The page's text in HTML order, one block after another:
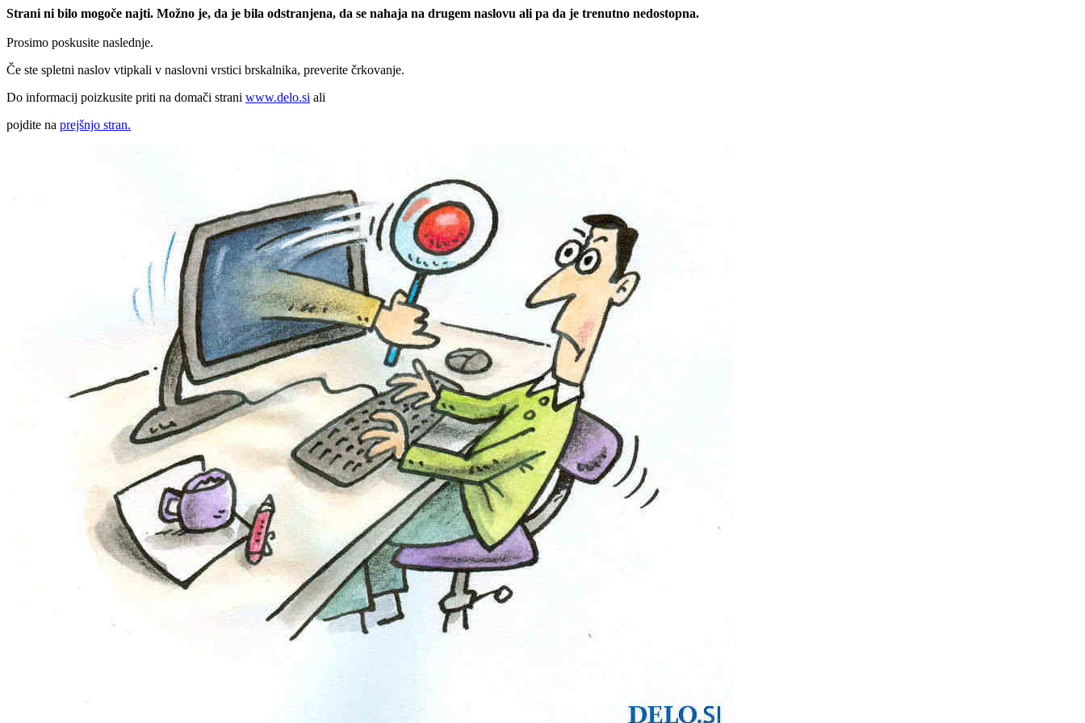
Strani ni bilo mogoče najti. Možno je, da je bila odstranjena, da se nahaja na drugem naslovu ali pa da je trenutno nedostopna.
Prosimo poskusite naslednje.
Če ste spletni naslov vtipkali v naslovni vrstici brskalnika, preverite črkovanje.
Do informacij poizkusite priti na domači strani www.delo.si ali
pojdite na prejšnjo stran.